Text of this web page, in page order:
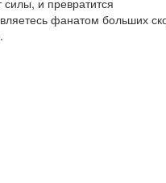
и превратится
фанатом больших